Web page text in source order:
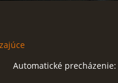
Automatické precházenie: